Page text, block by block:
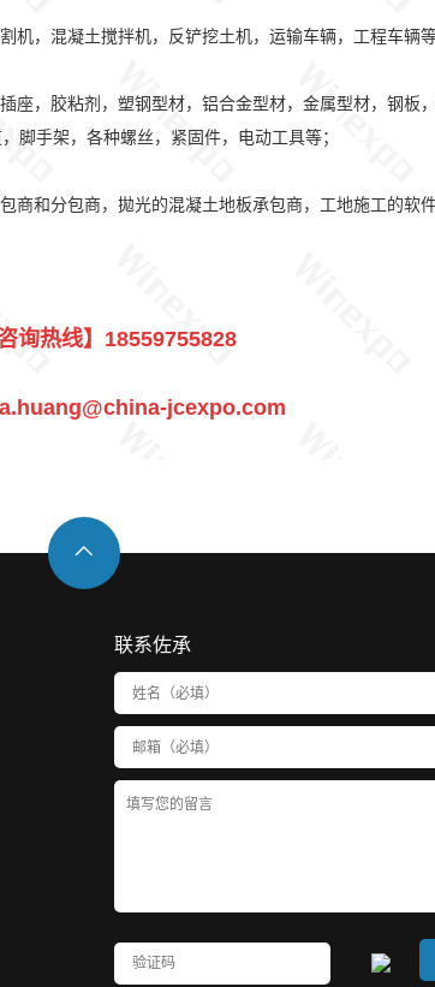
，混凝土搅拌机，反铲挖土机，运输车辆，工程车辆等
座，胶粘剂，塑钢型材，铝合金型材，金属型材，钢板
脚手架，各种螺丝，紧固件，电动工具等；
和分包商，拋光的混凝土地板承包商，工地施工的软
咨询热线】18559755828
jcexpo.com
联系佐承
